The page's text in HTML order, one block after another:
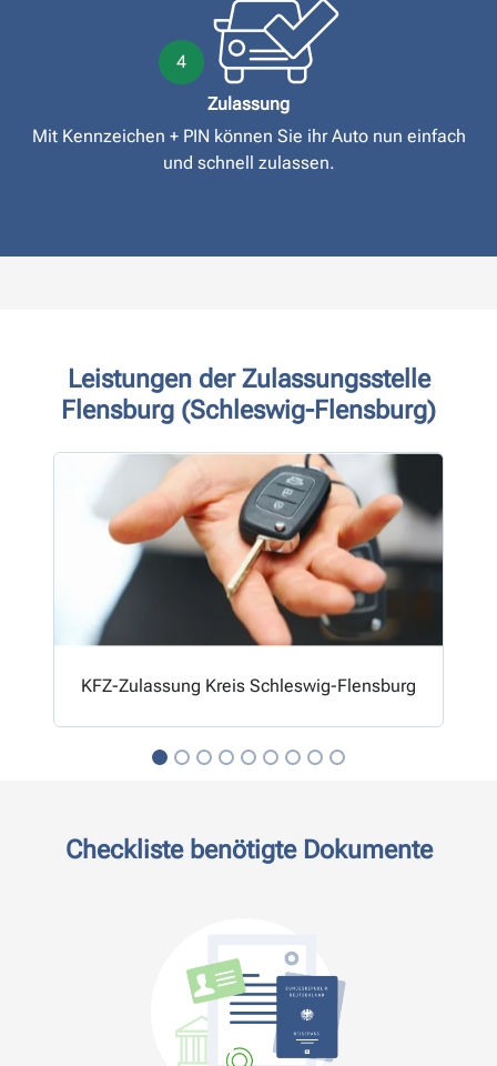
4
Zulassung
Mit Kennzeichen + PIN können Sie ihr Auto nun einfach
und schnell zulassen.
Leistungen der Zulassungsstelle
Flensburg (Schleswig-Flensburg)
KFZ-Zulassung Kreis Schleswig-Flensburg
Checkliste benötigte Dokumente